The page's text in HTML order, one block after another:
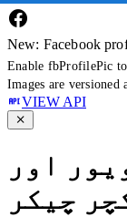
New: Facebook
Enable fbProfilePic
Images are versioned
VIEW API
اور
چیکر